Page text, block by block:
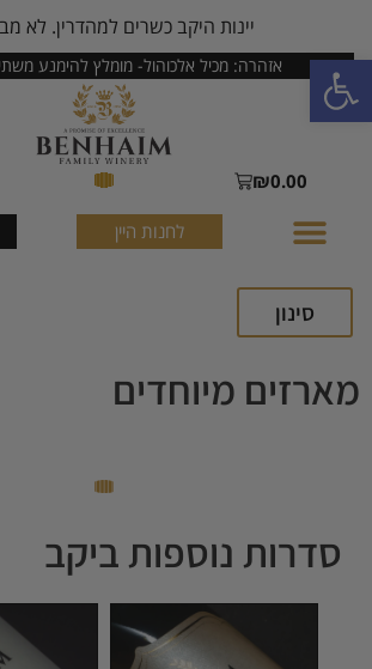
פתח סרגל נגישות
יינות היקב כשרים למהדרין. לא
אזהרה: מכיל אלכוהול- מומלץ להימנע
₪0.00
לחנות היין
סינון
מארזים מיוחדים
סדרות נוספות ביקב